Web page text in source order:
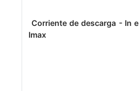
Corriente de descarga - In e
Imax